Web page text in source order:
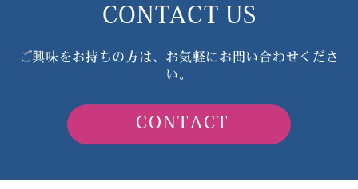
CONTACT US
ご興味をお持ちの方は、お気軽にお問い合わせくださ
い。
CONTACT